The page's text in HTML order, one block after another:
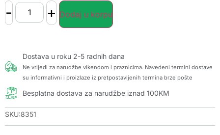
- + Dodaj u korpu
Dostava u roku 2-5 radnih dana
Ne vrijedi za narudžbe vikendom i praznicima. Navedeni termini dostave
su informativni i proizlaze iz pretpostavljenih termina brze pošte
Besplatna dostava za narudžbe iznad 100KM
SKU:8351